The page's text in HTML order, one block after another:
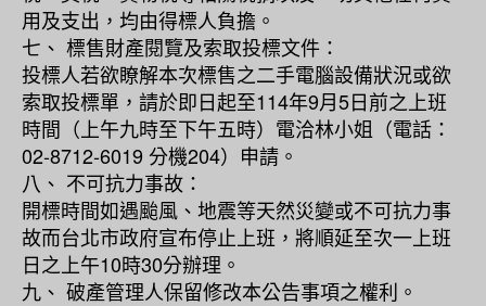
用及支出，均由得標人負擔。
七、 標售財產閱覽及索取投標文件：
投標人若欲瞭解本次標售之二手電腦設備狀況或欲
索取投標單，請於即日起至114年9月5日前之上班
時間（上午九時至下午五時）電洽林小姐（電話：
02-8712-6019 分機204）申請。
八、 不可抗力事故：
開標時間如遇颱風、地震等天然災變或不可抗力事
故而台北市政府宣布停止上班，將順延至次一上班
日之上午10時30分辦理。
九、 破產管理人保留修改本公告事項之權利。